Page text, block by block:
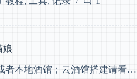
娘
者本地酒馆；云酒馆搭建请看…